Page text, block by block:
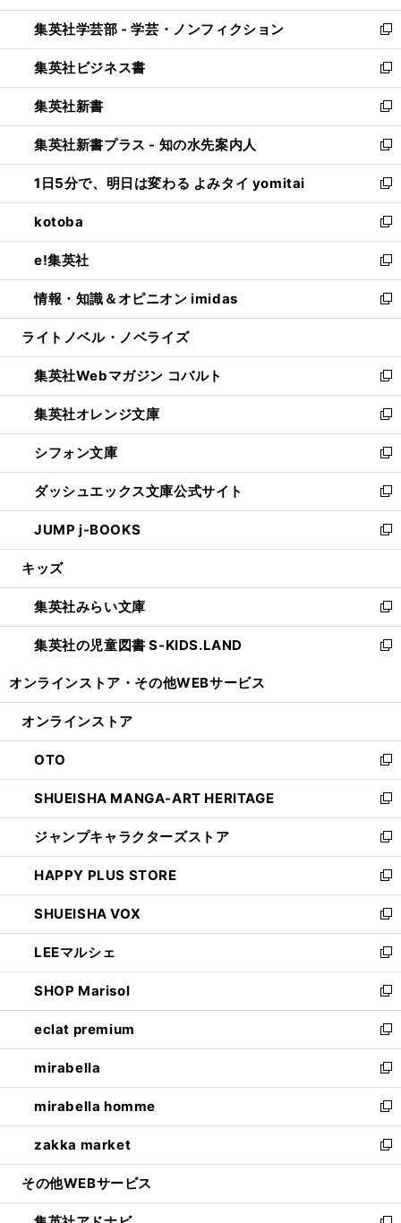
開
く
ウ
で
開
く
ン
ド
ウ
で
開
く
ウ
ィ
ン
ド
ウ
で
開
く
集英社学芸部 - 学芸・ノンフィクション
新
し
い
ウ
ィ
ン
ド
ウ
で
開
く
集英社ビジネス書
新
し
い
ウ
ィ
ン
ド
ウ
で
開
く
集英社新書
新
し
い
ウ
ィ
ン
ド
ウ
で
開
く
集英社新書プラス - 知の水先案内人
新
し
い
ウ
ィ
ン
ド
ウ
で
開
1日5分で、明日は変わる よみタイ yomitai
新
し
い
ウ
ィ
ン
ド
ウ
開
く
kotoba
新
し
い
ウ
ィ
ン
ウ
で
開
く
e!集英社
新
し
い
ウ
ン
ド
ウ
で
開
く
情報・知識＆オピニオン imidas
新
し
ウ
ィ
ン
ド
ウ
で
開
く
ライトノベル・ノベライズ
集英社Webマガジン コバルト
新
し
い
ウ
ィ
ン
ド
ウ
で
開
集英社オレンジ文庫
新
し
い
ウ
ィ
ン
ド
ウ
開
く
シフォン文庫
新
し
い
ウ
ィ
ン
ウ
で
開
く
ダッシュエックス文庫公式サイト
新
し
い
ウ
ン
ド
ウ
で
JUMP j-BOOKS
新
し
ウ
ィ
ン
ド
開
キッズ
集英社みらい文庫
新
し
い
ン
ウ
で
開
く
集英社の児童図書 S-KIDS.LAND
新
ウ
ン
ド
ウ
で
開
く
オンラインストア・ その他WEBサービス
オンラインストア
OTO
新
し
い
ウ
ィ
ン
ド
ウ
で
開
く
SHUEISHA MANGA-ART HERITAGE
新
し
い
ウ
ィ
ン
ド
ウ
で
開
く
ジャンプキャラクターズストア
新
し
い
ウ
ィ
ン
ド
ウ
で
開
く
HAPPY PLUS STORE
新
し
い
ウ
ィ
ン
ド
ウ
で
開
く
SHUEISHA VOX
新
し
い
ウ
ィ
ン
ド
ウ
で
開
く
LEEマルシェ
新
し
い
ウ
ィ
ン
ド
ウ
で
開
く
SHOP Marisol
新
し
い
ウ
ィ
ン
ド
ウ
で
開
eclat premium
新
し
い
ウ
ィ
ン
ド
ウ
開
mirabella
新
し
い
ウ
ィ
ン
ウ
mirabella homme
新
し
い
ウ
ン
zakka market
新
し
ウ
その他WEBサービス